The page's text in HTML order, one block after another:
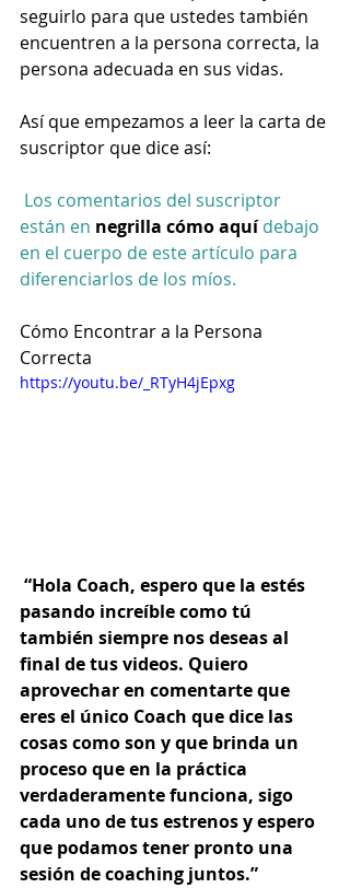
seguirlo para que ustedes también
encuentren a la persona correcta, la
persona adecuada en sus vidas.
Así que empezamos a leer la carta de
suscriptor que dice así:
Los comentarios del suscriptor
están en negrilla cómo aquí debajo
en el cuerpo de este artículo para
diferenciarlos de los míos.
Cómo Encontrar a la Persona
Correcta
https://youtu.be/_RTyH4jEpxg
“Hola Coach, espero que la estés
pasando increíble como tú
también siempre nos deseas al
final de tus videos. Quiero
aprovechar en comentarte que
eres el único Coach que dice las
cosas como son y que brinda un
proceso que en la práctica
verdaderamente funciona, sigo
cada uno de tus estrenos y espero
que podamos tener pronto una
sesión de coaching juntos.”